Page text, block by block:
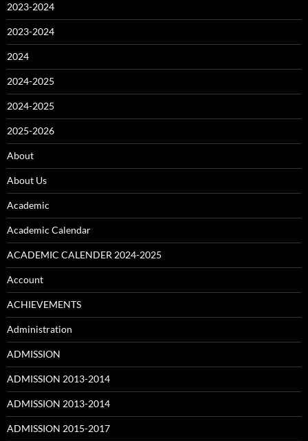
2023-2024
2023-2024
2024
2024-2025
2024-2025
2025-2026
About
About Us
Academic
Academic Calendar
ACADEMIC CALENDER 2024-2025
Account
ACHIEVEMENTS
Administration
ADMISSION
ADMISSION 2013-2014
ADMISSION 2013-2014
ADMISSION 2015-2017